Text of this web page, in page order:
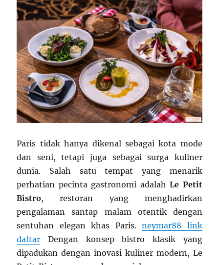
Paris tidak hanya dikenal sebagai kota mode
dan seni, tetapi juga sebagai surga kuliner
dunia. Salah satu tempat yang menarik
perhatian pecinta gastronomi adalahLe Petit
Bistro, restoran yang menghadirkan
pengalaman santap malam otentik dengan
sentuhan elegan khas Paris.neymar88 link
daftar Dengan konsep bistro klasik yang
dipadukan dengan inovasi kuliner modern, Le